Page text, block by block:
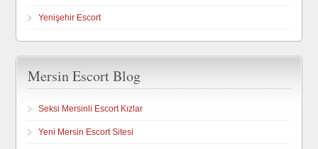
Yenişehir Escort
Mersin Escort Blog
Seksi Mersinli Escort Kızlar
Yeni Mersin Escort Sitesi